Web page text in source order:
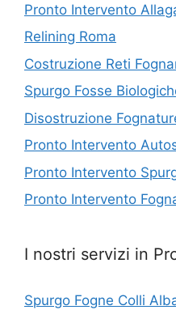
Pronto Intervento
Relining Roma
Costruzione Reti
Spurgo Fosse
Disostruzione
Pronto Intervento
Pronto Intervento
Pronto Intervento
I nostri servizi in
Spurgo Fogne Colli